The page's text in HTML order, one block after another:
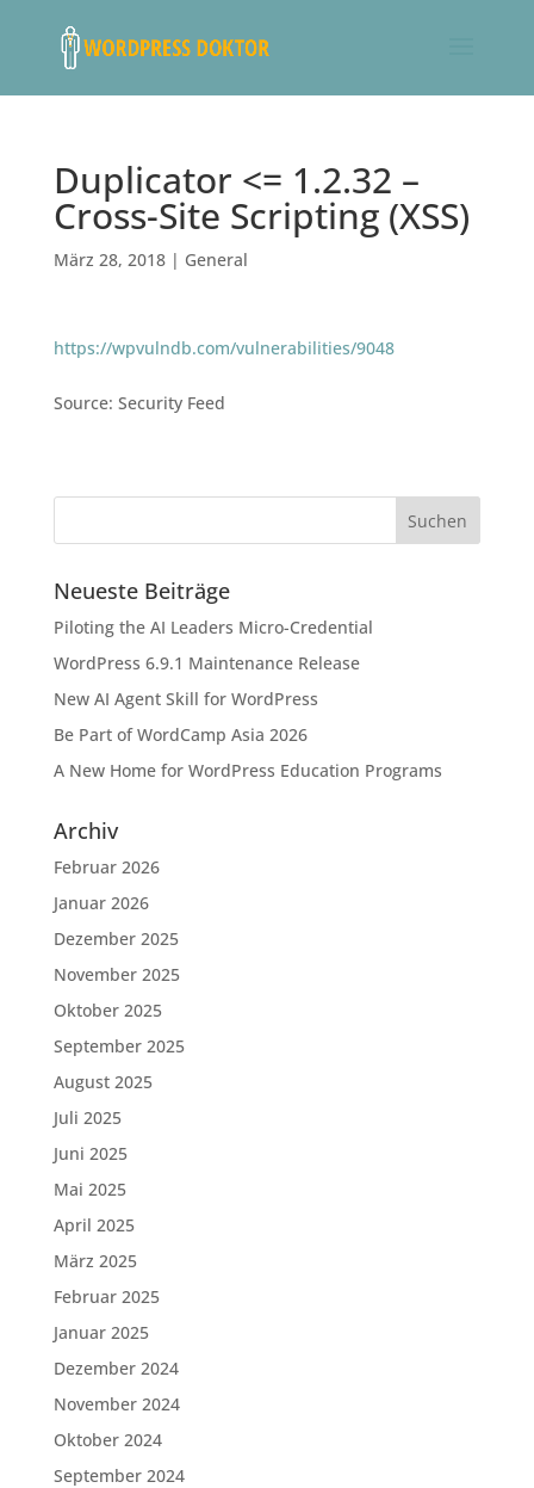
Duplicator <= 1.2.32 –
Cross-Site Scripting (XSS)
März 28, 2018| General
https://wpvulndb.com/vulnerabilities/9048
Source: Security Feed
Neueste Beiträge
Piloting the AI Leaders Micro-Credential
WordPress 6.9.1 Maintenance Release
New AI Agent Skill for WordPress
Be Part of WordCamp Asia 2026
A New Home for WordPress Education Programs
Archiv
Februar 2026
Januar 2026
Dezember 2025
November 2025
Oktober 2025
September 2025
August 2025
Juli 2025
Juni 2025
Mai 2025
April 2025
März 2025
Februar 2025
Januar 2025
Dezember 2024
November 2024
Oktober 2024
September 2024